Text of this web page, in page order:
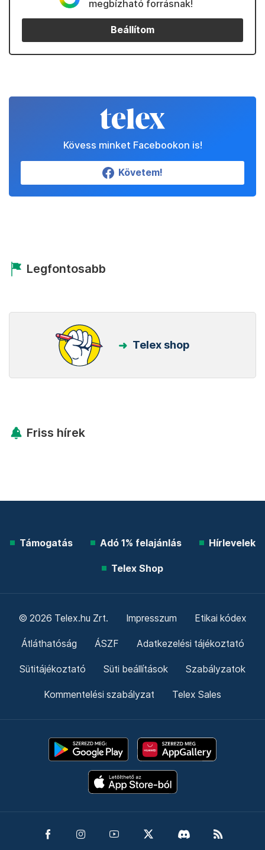
megbízható forrásnak!
Beállítom
Kövess minket Facebookon is!
Követem!
Legfontosabb
Telex shop
Friss hírek
Támogatás Adó 1% felajánlás Hírlevelek
Telex Shop
© 2026 Telex.hu Zrt. Impresszum Etikai kódex
Átláthatóság ÁSZF Adatkezelési tájékoztató
Sütitájékoztató Süti beállítások Szabályzatok
Kommentelési szabályzat Telex Sales